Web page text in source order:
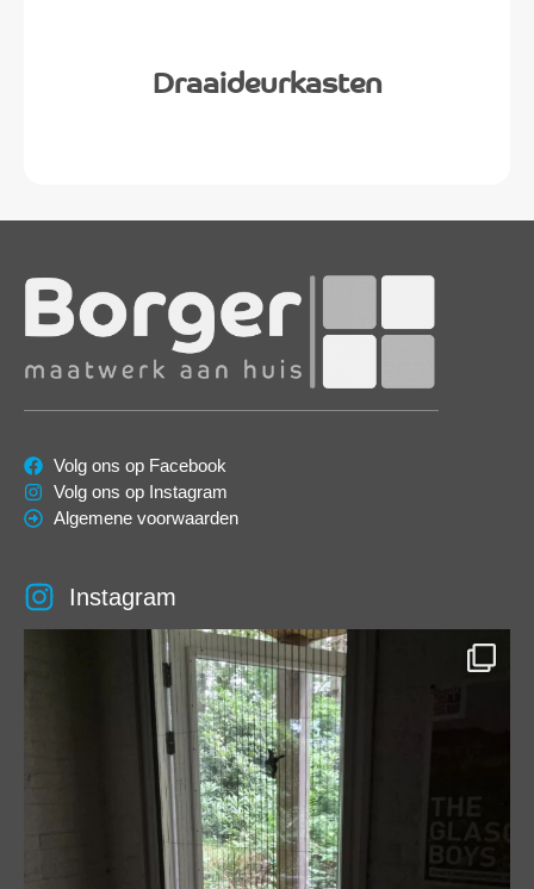
Draaideurkasten
Volg ons op Facebook
Volg ons op Instagram
Algemene voorwaarden
Instagram